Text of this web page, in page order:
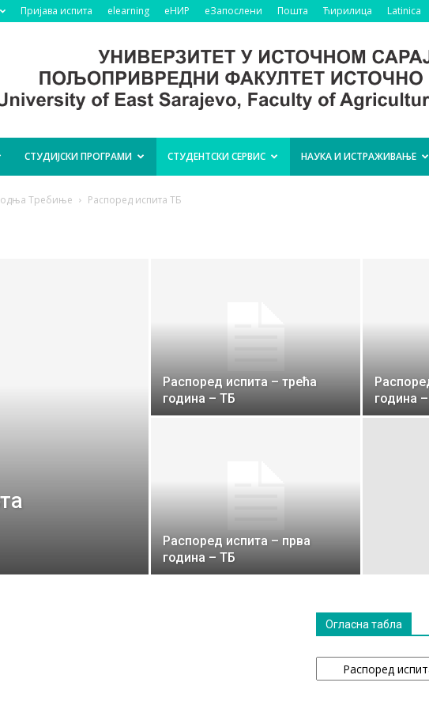
Пријава испита elearning еНИР еЗапослени Пошта Ћирилица Latinica
СТУДИЈСКИ ПРОГРАМИ СТУДЕНТСКИ СЕРВИС НАУКА И ИСТРАЖИВАЊЕ
Требиње Распоред испита ТБ
Распоред испита – трећа
година – ТБ
година
Распоред испита – прва
година – ТБ
Огласна табла
Огласна
табла